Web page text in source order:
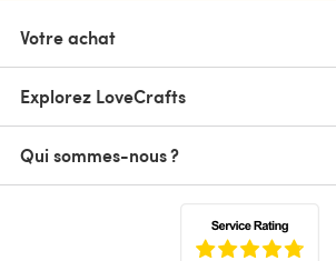
Votre achat
Explorez LoveCrafts
Qui sommes-nous ?